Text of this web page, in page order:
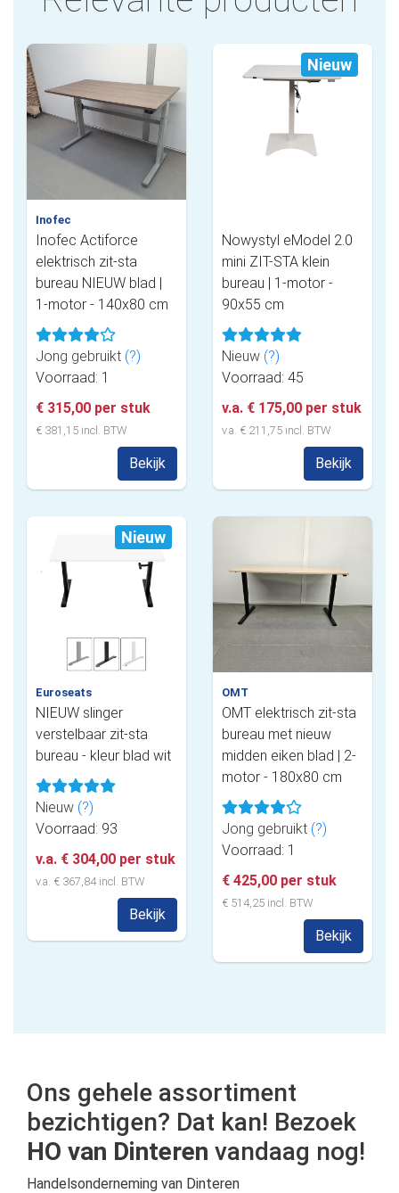
Inofec
Inofec Actiforce
elektrisch zit-sta
bureau NIEUW blad |
1-motor - 140x80 cm
Jong gebruikt (?)
Voorraad: 1
€ 315,00 per stuk
€ 381,15 incl. BTW
Bekijk
Nieuw
Nowystyl eModel 2.0
mini ZIT-STA klein
bureau | 1-motor -
90x55 cm
Nieuw (?)
Voorraad: 45
v.a. € 175,00 per stuk
v.a. € 211,75 incl. BTW
Bekijk
Nieuw
Euroseats
NIEUW slinger
verstelbaar zit-sta
bureau - kleur blad wit
Nieuw (?)
Voorraad: 93
v.a. € 304,00 per stuk
v.a. € 367,84 incl. BTW
Bekijk
OMT
OMT elektrisch zit-sta
bureau met nieuw
midden eiken blad | 2-
motor - 180x80 cm
Jong gebruikt (?)
Voorraad: 1
€ 425,00 per stuk
€ 514,25 incl. BTW
Bekijk
Ons gehele assortiment
bezichtigen? Dat kan! Bezoek
HO van Dinteren vandaag nog!
Handelsonderneming van Dinteren